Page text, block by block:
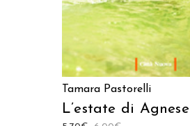
Tamara Pastorelli
L’estate di Agnese